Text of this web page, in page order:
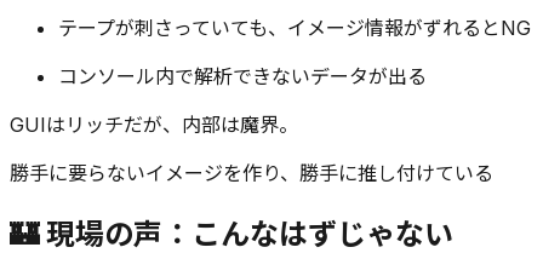
テープが刺さっていても、イメージ情報がずれるとNG
コンソール内で解析できないデータが出る
GUIはリッチだが、内部は魔界。
勝手に要らないイメージを作り、勝手に推し付けている
🏰 現場の声：こんなはずじゃない